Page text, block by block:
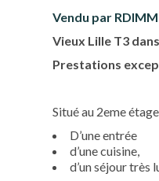
Vendu par
Vieux Lille T3
Prestations
Situé au 2eme
D’une entrée
d’une cuisine,
d’un séjour très